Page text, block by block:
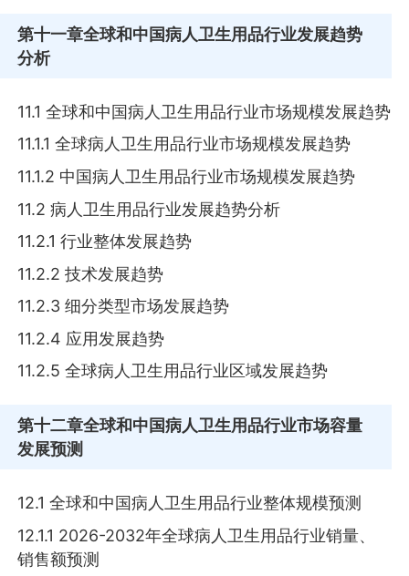
第十一章全球和中国病人卫生用品行业发展趋势
分析
11.1 全球和中国病人卫生用品行业市场规模发展趋势
11.1.1 全球病人卫生用品行业市场规模发展趋势
11.1.2 中国病人卫生用品行业市场规模发展趋势
11.2 病人卫生用品行业发展趋势分析
11.2.1 行业整体发展趋势
11.2.2 技术发展趋势
11.2.3 细分类型市场发展趋势
11.2.4 应用发展趋势
11.2.5 全球病人卫生用品行业区域发展趋势
第十二章全球和中国病人卫生用品行业市场容量
发展预测
12.1 全球和中国病人卫生用品行业整体规模预测
12.1.1 2026-2032年全球病人卫生用品行业销量、
销售额预测